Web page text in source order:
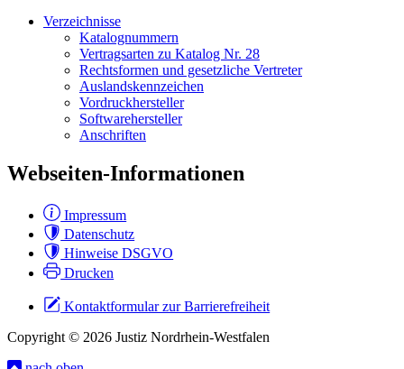
Verzeichnisse
Katalognummern
Vertragsarten zu Katalog Nr. 28
Rechtsformen und gesetzliche Vertreter
Auslandskennzeichen
Vordruckhersteller
Softwarehersteller
Anschriften
Webseiten-Informationen
Impressum
Datenschutz
Hinweise DSGVO
Drucken
Kontaktformular zur Barrierefreiheit
Copyright © 2026 Justiz Nordrhein-Westfalen